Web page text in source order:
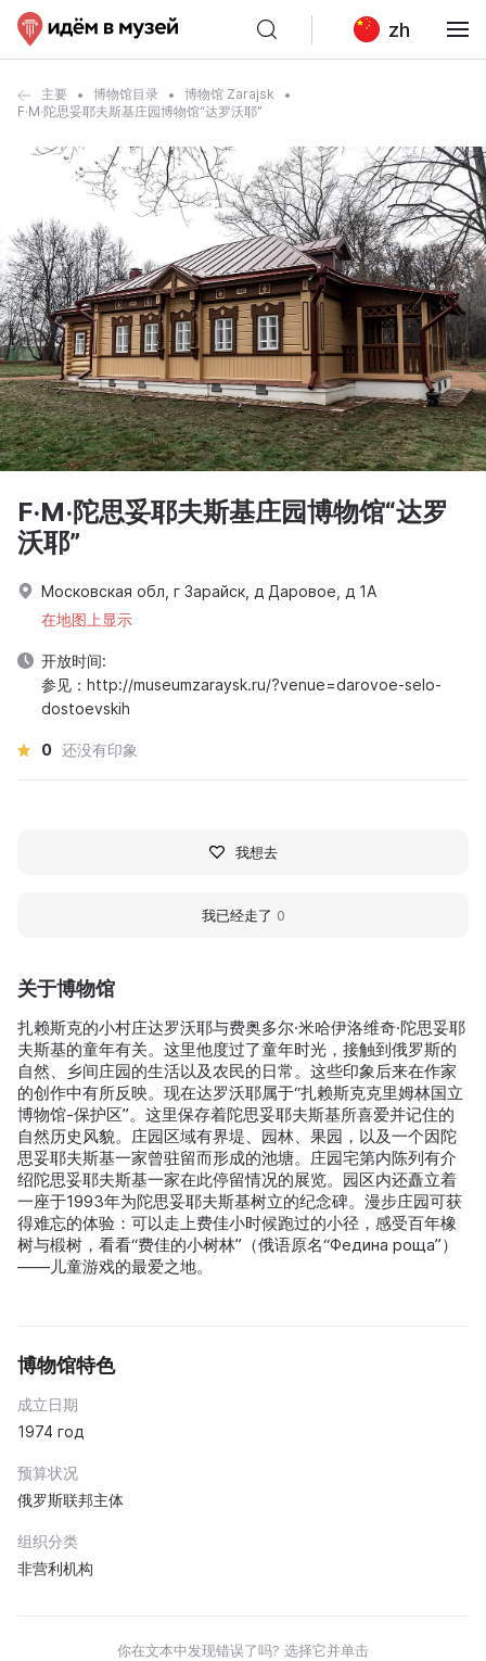
zh
主要 博物馆目录
博物馆 Zarajsk
F·M·陀思妥耶夫斯基庄园博物馆“达罗沃耶”
关于博物馆
扎赖斯克的小村庄达罗沃耶与费奥多尔·米哈伊洛维奇·陀思妥耶
夫斯基的童年有关。这里他度过了童年时光，接触到俄罗斯的
自然、乡间庄园的生活以及农民的日常。这些印象后来在作家
的创作中有所反映。现在达罗沃耶属于“扎赖斯克克里姆林国立
博物馆-保护区”。这里保存着陀思妥耶夫斯基所喜爱并记住的
自然历史风貌。庄园区域有界堤、园林、果园，以及一个因陀
思妥耶夫斯基一家曾驻留而形成的池塘。庄园宅第内陈列有介
绍陀思妥耶夫斯基一家在此停留情况的展览。园区内还矗立着
一座于1993年为陀思妥耶夫斯基树立的纪念碑。漫步庄园可获
得难忘的体验：可以走上费佳小时候跑过的小径，感受百年橡
树与椴树，看看“费佳的小树林”（俄语原名“Федина роща”）
——儿童游戏的最爱之地。
博物馆特色
成立日期
1974 год
预算状况
俄罗斯联邦主体
组织分类
非营利机构
你在文本中发现错误了吗? 选择它并单击
F·M·陀思妥耶夫斯基庄园博物馆“达罗
沃耶”
Московская обл, г Зарайск, д Даровое, д 1А
在地图上显示
开放时间:
参见：http://museumzaraysk.ru/?venue=darovoe-selo-
dostoevskih
0 还没有印象
我想去
我已经走了 0